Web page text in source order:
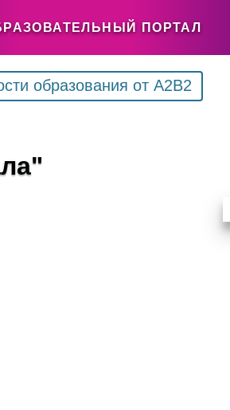
ПОРТАЛ
образования от A2B2